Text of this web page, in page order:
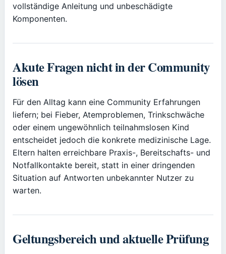
vollständige Anleitung und unbeschädigte
Komponenten.
Akute Fragen nicht in der Community
lösen
Für den Alltag kann eine Community Erfahrungen
liefern; bei Fieber, Atemproblemen, Trinkschwäche
oder einem ungewöhnlich teilnahmslosen Kind
entscheidet jedoch die konkrete medizinische Lage.
Eltern halten erreichbare Praxis-, Bereitschafts- und
Notfallkontakte bereit, statt in einer dringenden
Situation auf Antworten unbekannter Nutzer zu
warten.
Geltungsbereich und aktuelle Prüfung